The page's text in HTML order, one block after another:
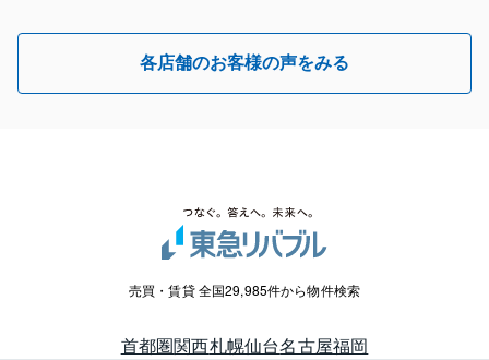
各店舗のお客様の声をみる
売買・賃貸 全国29,985件から物件検索
首都圏関西札幌仙台名古屋福岡